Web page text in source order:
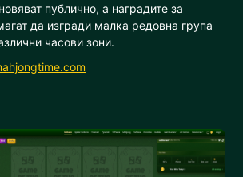
публично, а наградите за
да изгради малка редовна група
часови зони.